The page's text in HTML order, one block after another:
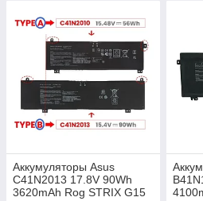
Аккумуляторы Asus
C41N2013 17.8V 90Wh
3620mAh Rog STRIX G15